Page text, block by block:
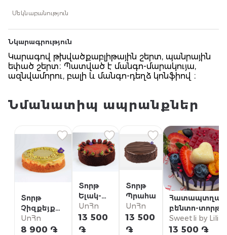
Մեկնաբանություն
Նկարագրություն
Կարագով թխվածքաբլիթային շերտ, պանրային
եփած շերտ։ Պատված է մանգո-մարակույա,
ազնվամորու, բալի և մանգո-դեղձ կոնֆիով ։
Նմանատիպ ապրանքներ
Տորթ
Չիզքեյք
Պիստակով
փոքր
ՍոՀո
8 900 ֏
Տորթ
Ելակ-
Շոկոլադ
ՍոՀո
13 500
֏
Տորթ
Պրահա
ՍոՀո
13 500
֏
բենտո-տորթ
հապալասով և
ազնվամորիով
Sweetli by Lilit
13 500 ֏